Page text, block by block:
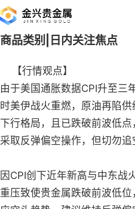
商品类别|日内关注焦点
【行情观点】
由于美国通胀数据CPI升至三
时美伊战火重燃，原油再陷
下行格局，且已跌破前波低
采取反弹偏空操作，但切勿追
因CPI创下近年新高与中东战
重压致使贵金属跌破前波低